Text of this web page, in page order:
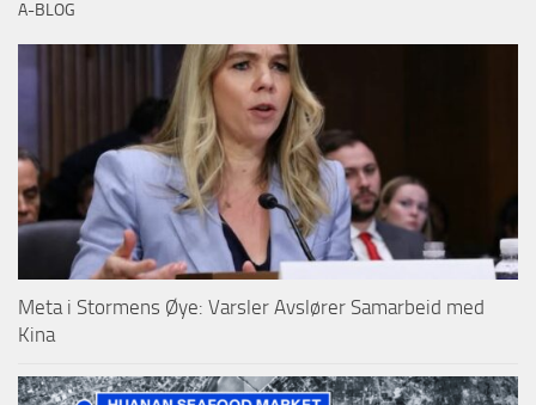
A-BLOG
Meta i Stormens Øye: Varsler Avslører Samarbeid med
Kina